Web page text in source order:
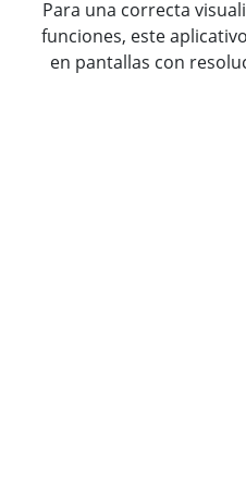
Para una correcta
funciones, este
en pantallas con